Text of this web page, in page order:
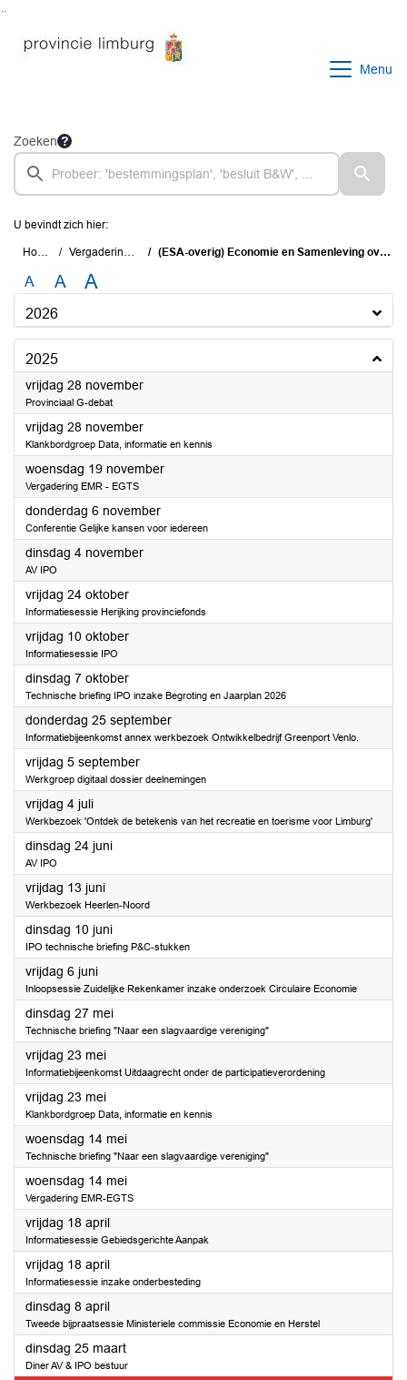
Menu
Zoeken
U bevindt zich hier:
Home Vergaderingen (ESA-overig) Economie en Samenleving overig
A A A
2026
2025
vrijdag 28 november2025
Provinciaal G-debat
vrijdag 28 november2025
Klankbordgroep Data, informatie en kennis
woensdag 19 november2025
Vergadering EMR - EGTS
donderdag 6 november2025
Conferentie Gelijke kansen voor iedereen
dinsdag 4 november2025
AV IPO
vrijdag 24 oktober2025
Informatiesessie Herijking provinciefonds
vrijdag 10 oktober2025
Informatiesessie IPO
dinsdag 7 oktober2025
Technische briefing IPO inzake Begroting en Jaarplan 2026
donderdag 25 september2025
Informatiebijeenkomst annex werkbezoek Ontwikkelbedrijf Greenport Venlo.
vrijdag 5 september2025
Werkgroep digitaal dossier deelnemingen
vrijdag 4 juli2025
Werkbezoek 'Ontdek de betekenis van het recreatie en toerisme voor Limburg'
dinsdag 24 juni2025
AV IPO
vrijdag 13 juni2025
Werkbezoek Heerlen-Noord
dinsdag 10 juni2025
IPO technische briefing P&C-stukken
vrijdag 6 juni2025
Inloopsessie Zuidelijke Rekenkamer inzake onderzoek Circulaire Economie
dinsdag 27 mei2025
Technische briefing "Naar een slagvaardige vereniging"
vrijdag 23 mei2025
Informatiebijeenkomst Uitdaagrecht onder de participatieverordening
vrijdag 23 mei2025
Klankbordgroep Data, informatie en kennis
woensdag 14 mei2025
Technische briefing "Naar een slagvaardige vereniging"
woensdag 14 mei2025
Vergadering EMR-EGTS
vrijdag 18 april2025
Informatiesessie Gebiedsgerichte Aanpak
vrijdag 18 april2025
Informatiesessie inzake onderbesteding
dinsdag 8 april2025
Tweede bijpraatsessie Ministeriele commissie Economie en Herstel
dinsdag 25 maart2025
Diner AV & IPO bestuur